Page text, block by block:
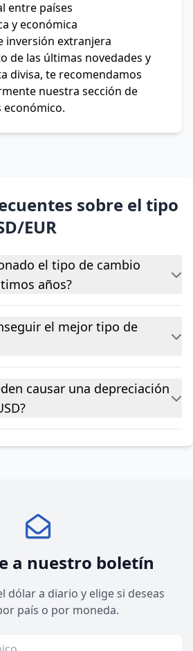
entre países
y económica
inversión extranjera
de las últimas novedades y
divisa, te recomendamos
nuestra sección de
económico.
sobre el tipo
EUR
el tipo de cambio
años?
el mejor tipo de
causar una depreciación
a nuestro boletín
dólar a diario y elige si deseas
país o por moneda.